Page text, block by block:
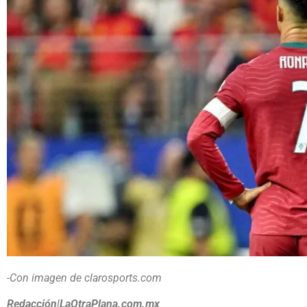
-Con imagen de clarosports.com
Redacción|LaOtraPlana.com.mx